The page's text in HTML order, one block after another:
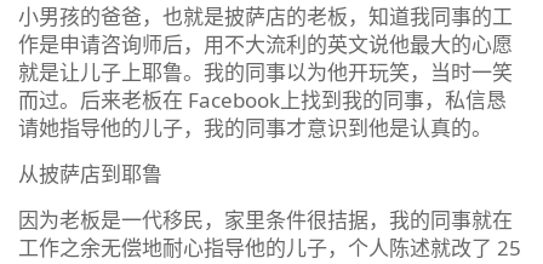
小男孩的爸爸，也就是披萨店的老板，知道我同事的工
作是申请咨询师后，用不大流利的英文说他最大的心愿
就是让儿子上耶鲁。我的同事以为他开玩笑，当时一笑
而过。后来老板在 Facebook上找到我的同事，私信恳
请她指导他的儿子，我的同事才意识到他是认真的。
从披萨店到耶鲁
因为老板是一代移民，家里条件很拮据，我的同事就在
工作之余无偿地耐心指导他的儿子，个人陈述就改了 25